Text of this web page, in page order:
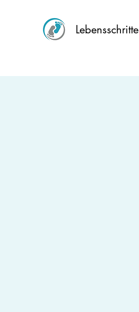
Lebensschritte